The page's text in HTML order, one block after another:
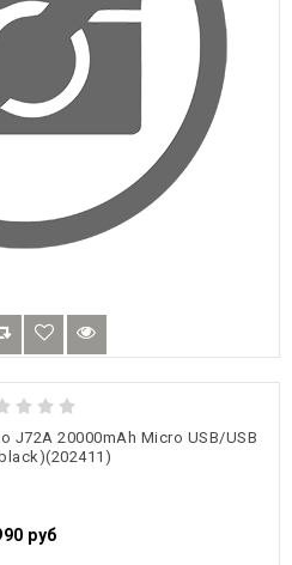
J72A 20000mAh Micro USB/USB
руб